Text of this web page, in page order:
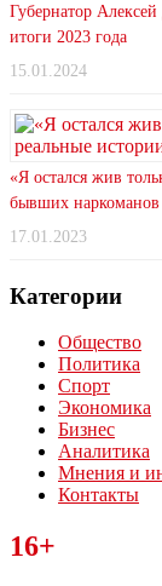
Губернатор
итоги 2023 года
15.01.2024
«Я остался жив
бывших наркоманов
17.01.2023
Категории
Общество
Политика
Спорт
Экономика
Бизнес
Аналитика
Мнения и
Контакты
Читайте
“ЗаНовомосковск”
16+